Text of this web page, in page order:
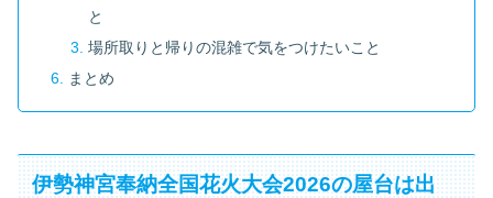
と
場所取りと帰りの混雑で気をつけたいこと
まとめ
伊勢神宮奉納全国花火大会2026の屋台は出